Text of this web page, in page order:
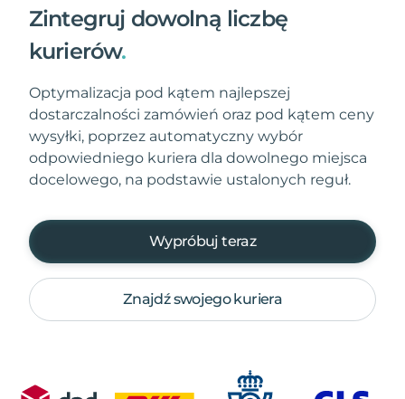
Zintegruj dowolną liczbę
kurierów.
Optymalizacja pod kątem najlepszej
dostarczalności zamówień oraz pod kątem ceny
wysyłki, poprzez automatyczny wybór
odpowiedniego kuriera dla dowolnego miejsca
docelowego, na podstawie ustalonych reguł.
Wypróbuj teraz
Znajdź swojego kuriera